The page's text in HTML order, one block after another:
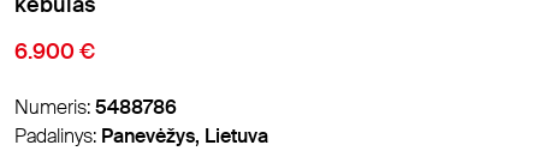
6.900 €
Numeris:5488786
Padalinys: Panevėžys, Lietuva